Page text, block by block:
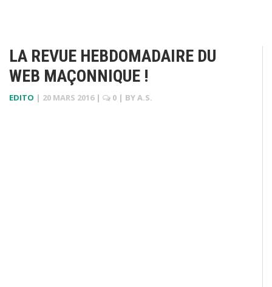
LA REVUE HEBDOMADAIRE DU
WEB MAÇONNIQUE !
EDITO | 20 MARS 2016 | 0 | BYA.S.